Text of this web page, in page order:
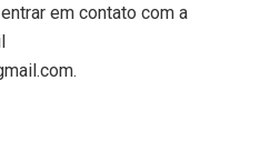
em contato com a